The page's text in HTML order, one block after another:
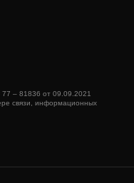
– 81836 от 09.09.2021
связи, информационных